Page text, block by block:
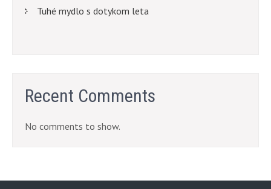
Tuhé mydlo s dotykom leta
Recent Comments
No comments to show.